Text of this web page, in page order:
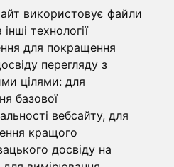
використовує файли
технології
для покращення
перегляду з
цілями: для
базової
вебсайту, для
кращого
досвіду на
Фотогалерея
Акредитація
Команда
Перша команда
U19